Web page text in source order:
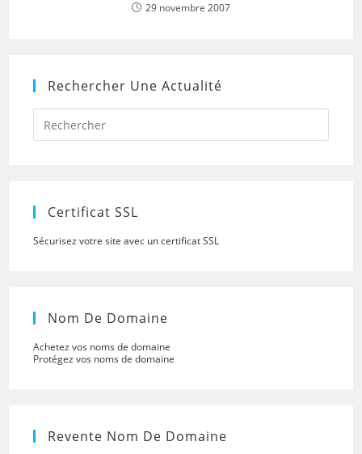
29 novembre 2007
Rechercher Une Actualité
Press
to
Certificat SSL
Sécurisez votre site avec un certificat SSL
Nom De Domaine
Achetez vos noms de domaine
Protégez vos noms de domaine
Revente Nom De Domaine